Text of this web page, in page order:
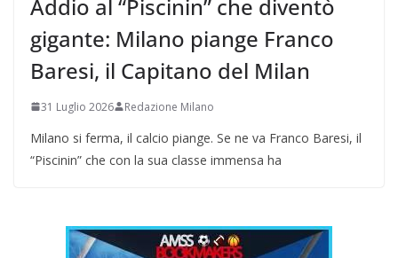
Addio al “Piscinin” che diventò
gigante: Milano piange Franco
Baresi, il Capitano del Milan
31 Luglio 2026 Redazione Milano
Milano si ferma, il calcio piange. Se ne va Franco Baresi, il
“Piscinin” che con la sua classe immensa ha